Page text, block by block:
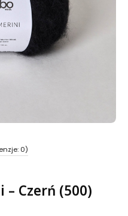
0)
Opinie
– Czerń (500)